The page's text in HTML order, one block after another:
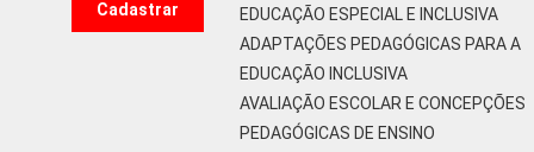
EDUCAÇÃO ESPECIAL E INCLUSIVA
ADAPTAÇÕES PEDAGÓGICAS PARA A
EDUCAÇÃO INCLUSIVA
AVALIAÇÃO ESCOLAR E CONCEPÇÕES
PEDAGÓGICAS DE ENSINO